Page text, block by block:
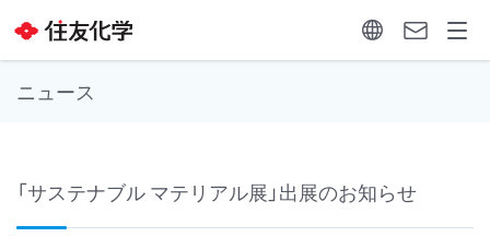
ニュース
「サステナブル マテリアル展」出展のお知らせ